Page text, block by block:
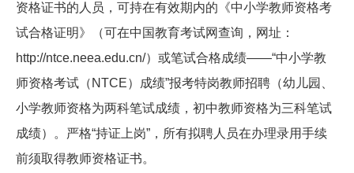
资格证书的人员，可持在有效期内的《中小学教师资格考
试合格证明》（可在中国教育考试网查询，网址：
http://ntce.neea.edu.cn/）或笔试合格成绩——“中小学教
师资格考试（NTCE）成绩”报考特岗教师招聘（幼儿园、
小学教师资格为两科笔试成绩，初中教师资格为三科笔试
成绩）。严格“持证上岗”，所有拟聘人员在办理录用手续
前须取得教师资格证书。